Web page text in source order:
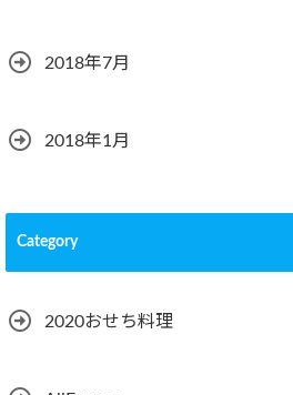
2018年7月
2018年1月
Category
2020おせち料理